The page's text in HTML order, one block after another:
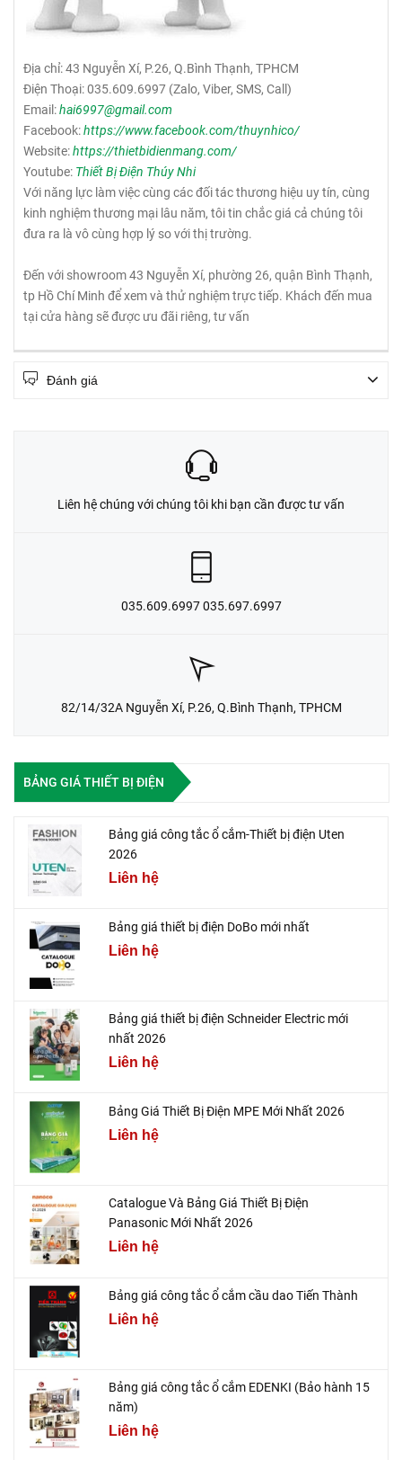
Địa chỉ: 43 Nguyễn Xí, P.26, Q.Bình Thạnh, TPHCM
Điện Thoại: 035.609.6997 (Zalo, Viber, SMS, Call)
Email:hai6997@gmail.com
Facebook:https://www.facebook.com/thuynhico/
Website:https://thietbidienmang.com/
Youtube: Thiết Bị Điện Thúy Nhi
Với năng lực làm việc cùng các đối tác thương hiệu uy tín, cùng
kinh nghiệm thương mại lâu năm, tôi tin chắc giá cả chúng tôi
đưa ra là vô cùng hợp lý so với thị trường.
Đến với showroom 43 Nguyễn Xí, phường 26, quận Bình Thạnh,
tp Hồ Chí Minh để xem và thử nghiệm trực tiếp. Khách đến mua
tại cửa hàng sẽ được ưu đãi riêng, tư vấn
Đánh giá
Liên hệ chúng với chúng tôi khi bạn cần được tư vấn
035.609.6997 035.697.6997
82/14/32A Nguyễn Xí, P.26, Q.Bình Thạnh, TPHCM
BẢNG GIÁ THIẾT BỊ ĐIỆN
Bảng giá công tắc ổ cắm-Thiết bị điện Uten
2026
Liên hệ
Bảng giá thiết bị điện DoBo mới nhất
Liên hệ
Bảng giá thiết bị điện Schneider Electric mới
nhất 2026
Liên hệ
Bảng Giá Thiết Bị Điện MPE Mới Nhất 2026
Liên hệ
Catalogue Và Bảng Giá Thiết Bị Điện
Panasonic Mới Nhất 2026
Liên hệ
Bảng giá công tắc ổ cắm cầu dao Tiến Thành
Liên hệ
Bảng giá công tắc ổ cắm EDENKI (Bảo hành 15
năm)
Liên hệ